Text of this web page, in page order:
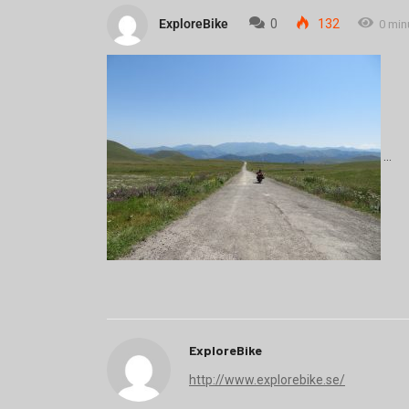
ExploreBike 0 132 0
ExploreBike
http://www.explorebike.se/